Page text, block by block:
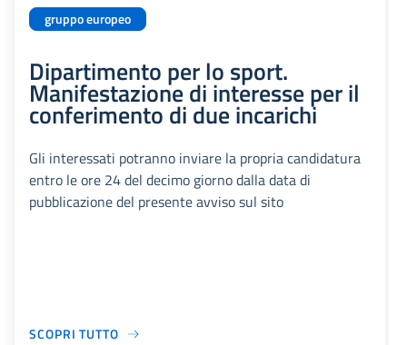
gruppo europeo
Dipartimento per lo sport.
Manifestazione di interesse per il
conferimento di due incarichi
Gli interessati potranno inviare la propria candidatura
entro le ore 24 del decimo giorno dalla data di
pubblicazione del presente avviso sul sito
SCOPRI TUTTO